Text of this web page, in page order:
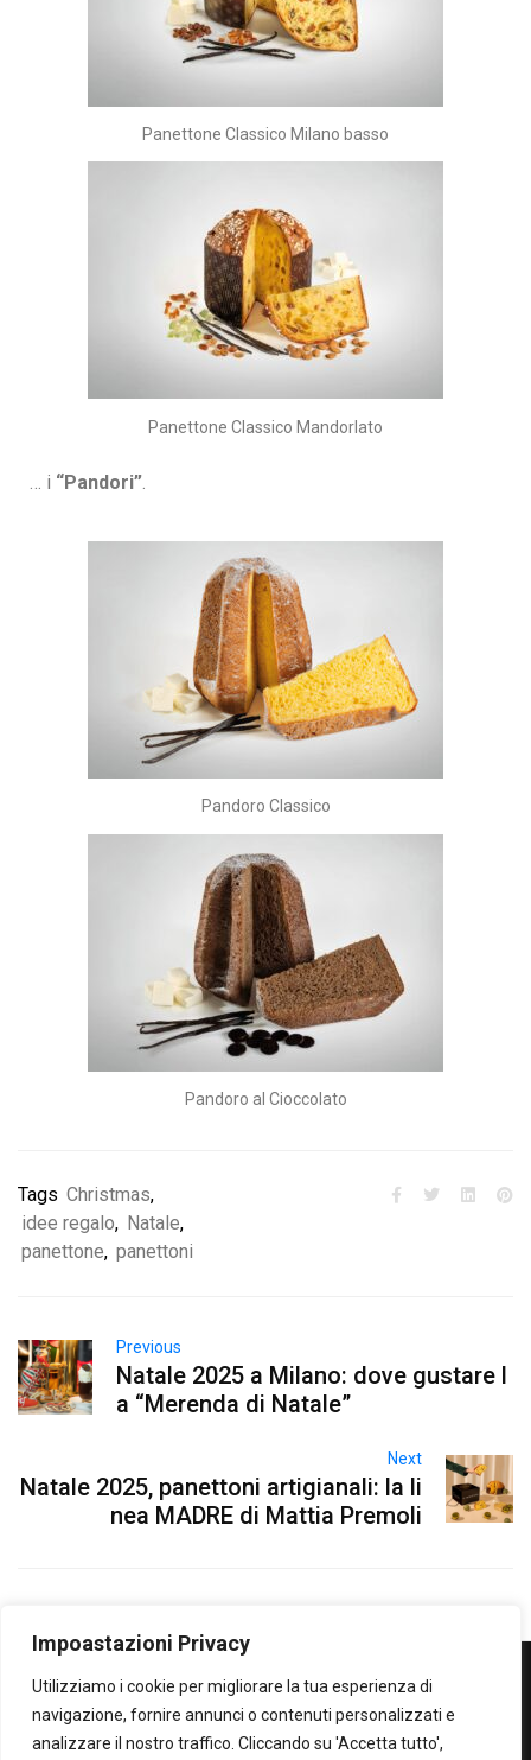
Impoastazioni Privacy
Utilizziamo i cookie per migliorare la tua esperienza di
navigazione, fornire annunci o contenuti personalizzati e
analizzare il nostro traffico. Cliccando su 'Accetta tutto',
Panettone Classico Milano basso
Panettone Classico Mandorlato
… i “Pandori”.
Pandoro Classico
Pandoro al Cioccolato
Tags Christmas,
idee regalo, Natale,
panettone, panettoni
Previous
Natale 2025 a Milano: dove gustare l
a “Merenda di Natale”
Next
Natale 2025, panettoni artigianali: la li
nea MADRE di Mattia Premoli
WOWOWOW
SOLO IL MEGLIO...SECONDO ME!